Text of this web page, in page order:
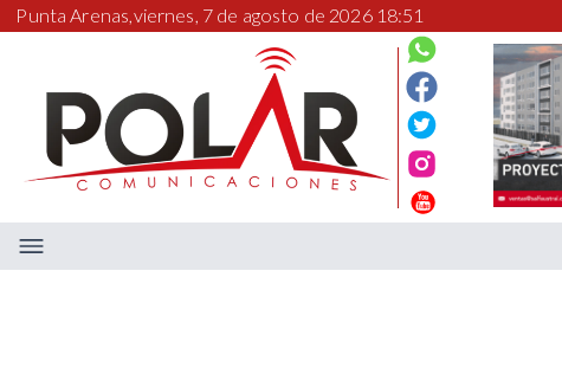
Punta Arenas,viernes, 7 de agosto de 2026 18:51